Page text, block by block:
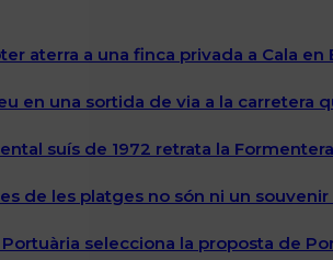
aterra a una finca privada a Cala
en una sortida de via a la carretera
suís de 1972 retrata la
de les platges no són ni un
Portuària selecciona la proposta de